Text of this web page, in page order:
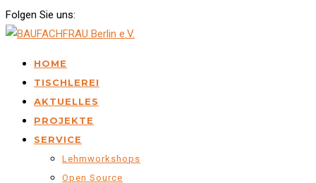
Folgen Sie uns:
HOME
TISCHLEREI
AKTUELLES
PROJEKTE
SERVICE
Lehmworkshops
Open Source